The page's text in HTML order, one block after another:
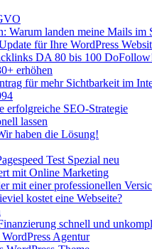
Warum landen meine Mails im
für Ihre WordPress
DA 80 bis 100
erhöhen
für mehr Sichtbarkeit im
erfolgreiche SEO-Strategie
lassen
haben die Lösung!
Test Spezial neu
mit Online Marketing
mit einer professionellen
kostet eine Webseite?
schnell und
Agentur